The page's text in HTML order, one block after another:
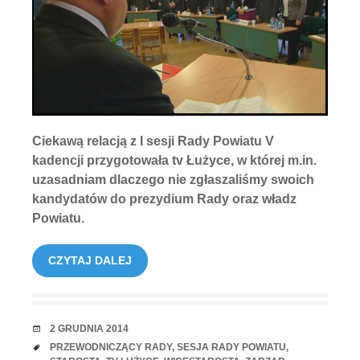
Ciekawą relacją z I sesji Rady Powiatu V
kadencji przygotowała tv Łużyce, w której m.in.
uzasadniam dlaczego nie zgłaszaliśmy swoich
kandydatów do prezydium Rady oraz władz
Powiatu.
CZYTAJ DALEJ
RANDKA
2 GRUDNIA 2014
TAGI
PRZEWODNICZĄCY RADY, SESJA RADY POWIATU,